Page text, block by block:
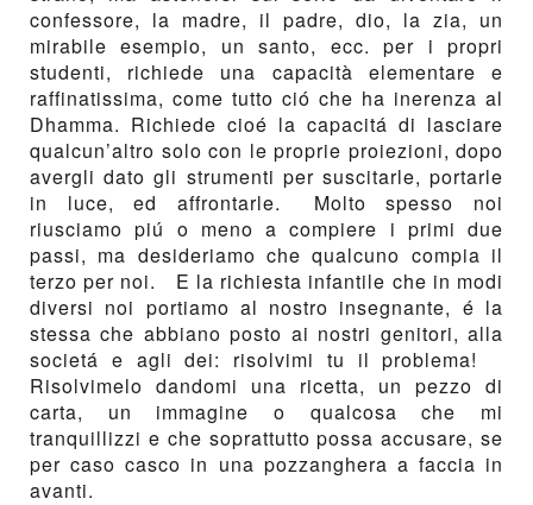
confessore, la madre, il padre, dio, la zia, un
mirabile esempio, un santo, ecc. per i propri
studenti, richiede una capacità elementare e
raffinatissima, come tutto ció che ha inerenza al
Dhamma. Richiede cioé la capacitá di lasciare
qualcun’altro solo con le proprie proiezioni, dopo
avergli dato gli strumenti per suscitarle, portarle
in luce, ed affrontarle. Molto spesso noi
riusciamo piú o meno a compiere i primi due
passi, ma desideriamo che qualcuno compia il
terzo per noi. E la richiesta infantile che in modi
diversi noi portiamo al nostro insegnante, é la
stessa che abbiano posto ai nostri genitori, alla
societá e agli dei: risolvimi tu il problema!
Risolvimelo dandomi una ricetta, un pezzo di
carta, un immagine o qualcosa che mi
tranquillizzi e che soprattutto possa accusare, se
per caso casco in una pozzanghera a faccia in
avanti.